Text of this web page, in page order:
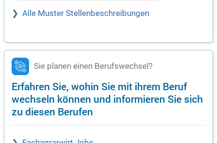
Alle Muster Stellenbeschreibungen
Sie planen einen Berufswechsel?
Erfahren Sie, wohin Sie mit ihrem Beruf
wechseln können und informieren Sie sich
zu diesen Berufen